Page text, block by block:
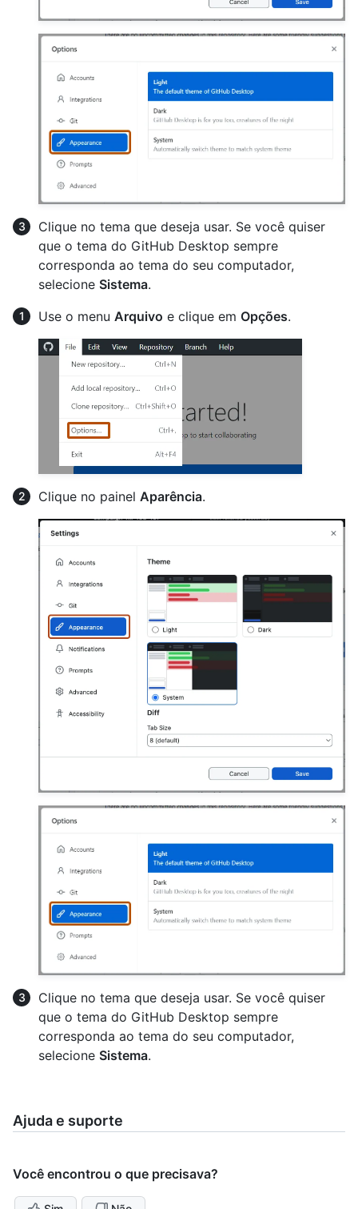
Clique no tema que deseja usar. Se você quiser
que o tema do GitHub Desktop sempre
corresponda ao tema do seu computador,
selecione Sistema.
Use o menu Arquivo e clique em Opções.
Clique no painel Aparência.
Clique no tema que deseja usar. Se você quiser
que o tema do GitHub Desktop sempre
corresponda ao tema do seu computador,
selecione Sistema.
Ajuda e suporte
Você encontrou o que precisava?